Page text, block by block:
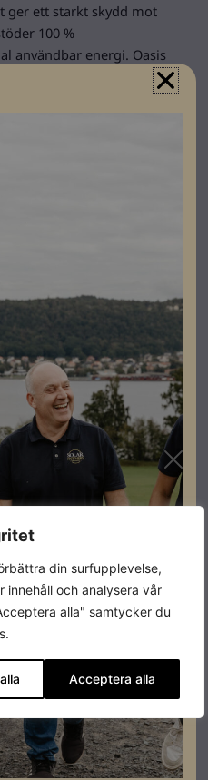
din surfupplevelse,
innehåll och analysera vår
alla" samtycker du
Acceptera alla
ger ett starkt skydd mot
100 %
användbar energi. Oasis